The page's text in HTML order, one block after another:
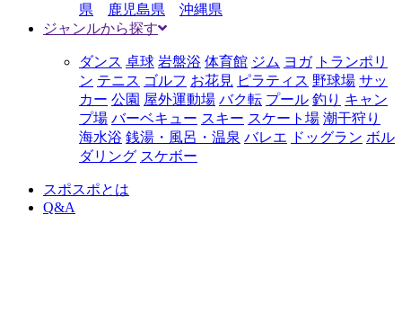
県
鹿児島県
沖縄県
ジャンルから探す
ダンス 卓球 岩盤浴 体育館 ジム ヨガ トランポリ
ン テニス ゴルフ お花見 ピラティス 野球場 サッ
カー 公園 屋外運動場 バク転 プール 釣り キャン
プ場 バーベキュー スキー スケート場 潮干狩り
海水浴 銭湯・風呂・温泉 バレエ ドッグラン ボル
ダリング スケボー
スポスポとは
Q&A